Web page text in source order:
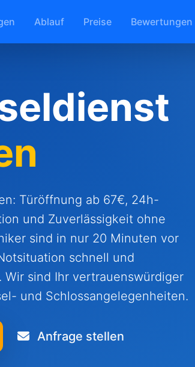
Ablauf Preise Bewertungen
Türöffnung ab 67€, 24h-
und Zuverlässigkeit ohne
sind in nur 20 Minuten vor
schnell und
sind Ihr vertrauenswürdiger
und Schlossangelegenheiten.
Anfrage stellen